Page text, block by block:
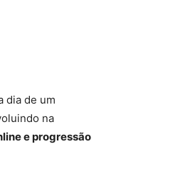
dia de um
na
e progressão